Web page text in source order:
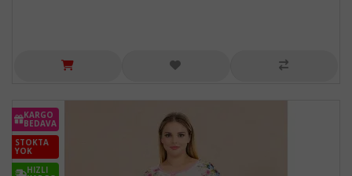
KARGO
BEDAVA
STOKTA
YOK
HIZLI